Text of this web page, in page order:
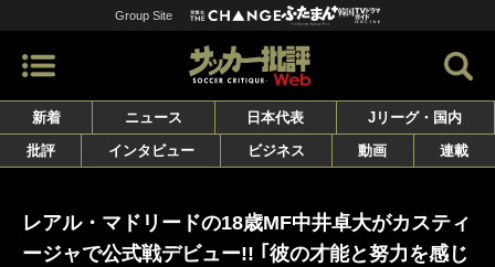
Group Site
新着 ニュース 日本代表
Jリーグ・国内
批評
インタビュー ビジネス 動画 連載
レアル・マドリードの18歳MF中井卓大がカスティ
ージャで公式戦デビュー!! ｢彼の才能と努力を感じ